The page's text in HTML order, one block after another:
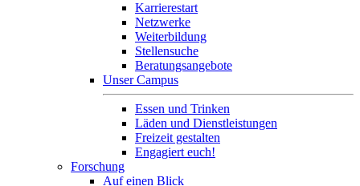
Karrierestart
Netzwerke
Weiterbildung
Stellensuche
Beratungsangebote
Unser Campus
Essen und Trinken
Läden und Dienstleistungen
Freizeit gestalten
Engagiert euch!
Forschung
Auf einen Blick